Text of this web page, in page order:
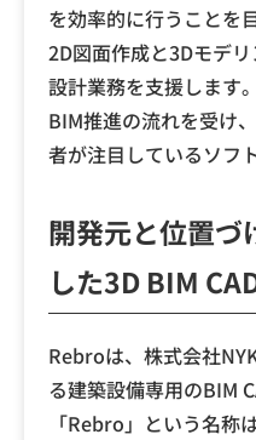
を効率的に行うことを
2D図面作成と3Dモデ
設計業務を支援します
BIM推進の流れを受け
者が注目しているソフ
開発元と位置づ
した3D BIM
Rebroは、株式会社
る建築設備専用のBIM
「Rebro」という名